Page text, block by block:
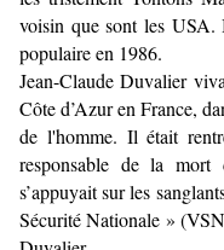
voisin que sont les USA.
populaire en 1986.
Jean-Claude Duvalier
Côte d’Azur en France,
de l'homme. Il était
responsable de la mort
s’appuyait sur les
Sécurité Nationale »